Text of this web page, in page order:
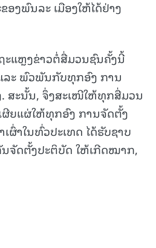
ງພົນລະ ເມືອງໃຫ້ໄດ້ຢ່າງ
ແຫຼງຂ່າວຕໍ່ສື່ມວນຊົນຄັ້ງນີ້
ລະ ພົວພັນກັບທຸກອົງ ການ
ສະນັ້ນ, ຈຶ່ງສະເໜີໃຫ້ທຸກສື່ມວນ
ເຜີຍແຜ່ໃຫ້ທຸກອົງ ການຈັດຕັ້ງ
ຜົ່າໃນທົ່ວປະເທດ ໄດ້ຮັບຊາບ
ຈັດຕັ້ງປະຕິບັດ ໃຫ້ເກີດໝາກ,